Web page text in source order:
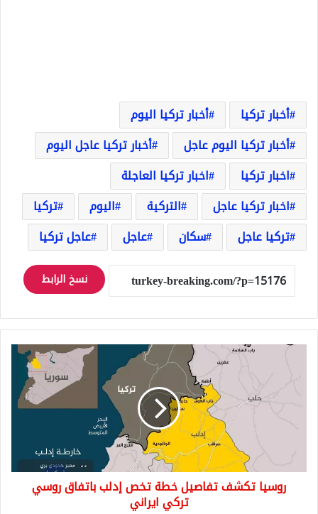
أخبار تركيا
أخبار تركيا اليوم
أخبار تركيا اليوم عاجل
أخبار تركيا عاجل اليوم
اخبار تركيا
اخبار تركيا العاجلة
اخبار تركيا عاجل
التركية اليوم
تركيا
تركيا عاجل
سكان عاجل عاجل تركيا
نسخ الرابط
روسيا
تكشف
تفاصيل
إدلب
تركي
ايرانيروسيا تكشف تفاصيل خطة تخص إدلب باتفاق روسي
تركي ايراني